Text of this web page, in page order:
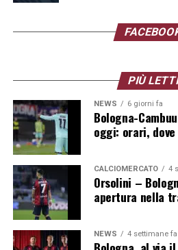
L’ARBITRO MARCO GUIDA ( FOTO
FORNELLI )
3. Come ha gestito
panchina del Belgio
Quando era il
commissario
belga, Domenico Tedesco ha
profilo internazionale più
PIÙ
NEWS 6 giorni fa
Bologna-
oggi: orari, dove
CALCIOMERCATO 4
Orsolini –
apertura nella
NEWS 4 settimane fa